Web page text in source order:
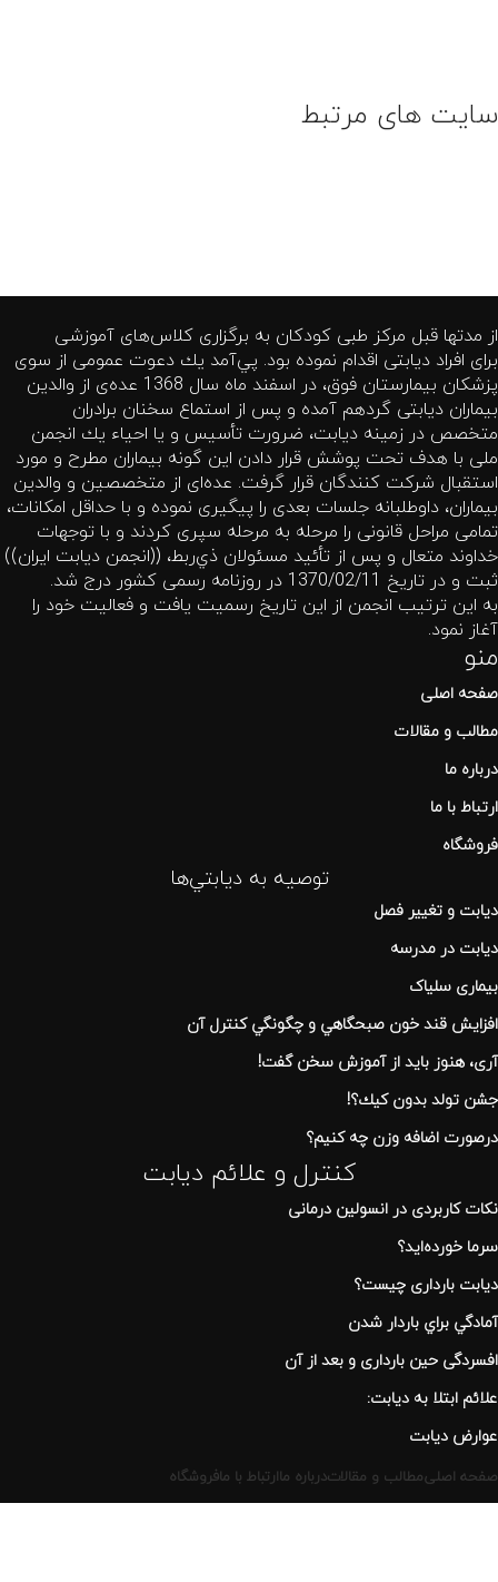
سایت های مرتبط
از مدتها قبل مركز طبی كودكان به برگزاری كلاس‌های آموزشی
برای افراد دیابتی اقدام نموده بود. پي‌آمد یك دعوت عمومی از سوی
پزشكان بیمارستان فوق، در اسفند ماه سال 1368 عده‌ی از والدین
بیماران دیابتی گردهم آمده و پس از استماع سخنان برادران
متخصص در زمینه دیابت، ضرورت تأسیس و یا احیاء یك انجمن
ملی با هدف تحت پوشش قرار دادن این گونه بیماران مطرح و مورد
استقبال شركت كنندگان قرار گرفت. عده‌ای از متخصصین و والدین
بیماران، داوطلبانه جلسات بعدی را پیگیری نموده و با حداقل امكانات،
تمامی مراحل قانونی را مرحله به مرحله سپری كردند و با توجهات
خداوند متعال و پس از تأئید مسئولان ذي‌ربط، ((انجمن دیابت ایران))
ثبت و در تاریخ 1370/02/11 در روزنامه رسمی كشور درج شد.
به این ترتیب انجمن از این تاریخ رسمیت یافت و فعالیت خود را
آغاز نمود.
منو
صفحه اصلی
مطالب و مقالات
درباره ما
ارتباط با ما
فروشگاه
توصيه به ديابتي‌ها
دیابت و تغییر فصل
دیابت در مدرسه
بیماری سلیاک
افزايش قند خون صبحگاهي و چگونگي كنترل آن
آری، هنوز باید از آموزش سخن گفت!
جشن تولد بدون كيك؟!
درصورت اضافه وزن چه کنیم؟
کنترل و علائم دیابت
نكات كاربردی در انسولين درمانی
سرما خورده اید؟
دیابت بارداری چیست؟
آمادگي براي باردار شدن
افسردگی حین بارداری و بعد از آن
علائم ابتلا به دیابت:
عوارض ديابت
صفحه اصلیمطالب و مقالاتدرباره ماارتباط با مافروشگاه